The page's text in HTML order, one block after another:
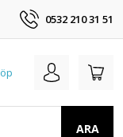
0532 210 31 51
ARA